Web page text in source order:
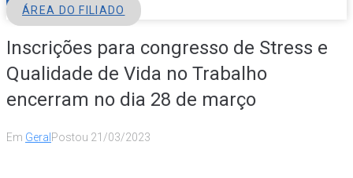
ÁREA DO FILIADO
Inscrições para congresso de Stress e
Qualidade de Vida no Trabalho
encerram no dia 28 de março
Em Geral Postou 21/03/2023